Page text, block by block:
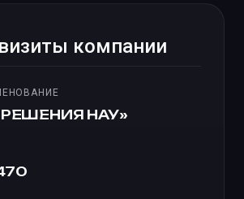
компании
НАУ»